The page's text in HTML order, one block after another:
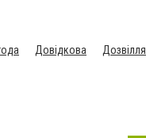
Довідкова
Дозвілля